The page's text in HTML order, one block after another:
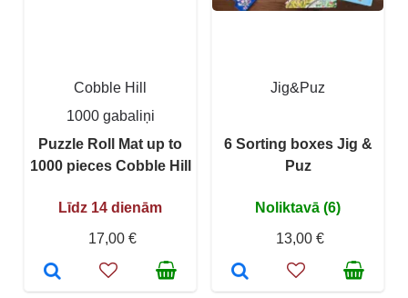
Cobble Hill
1000 gabaliņi
Puzzle Roll Mat up to
1000 pieces Cobble Hill
Līdz 14 dienām
17,00 €
Jig&Puz
6 Sorting boxes Jig &
Puz
Noliktavā (6)
13,00 €